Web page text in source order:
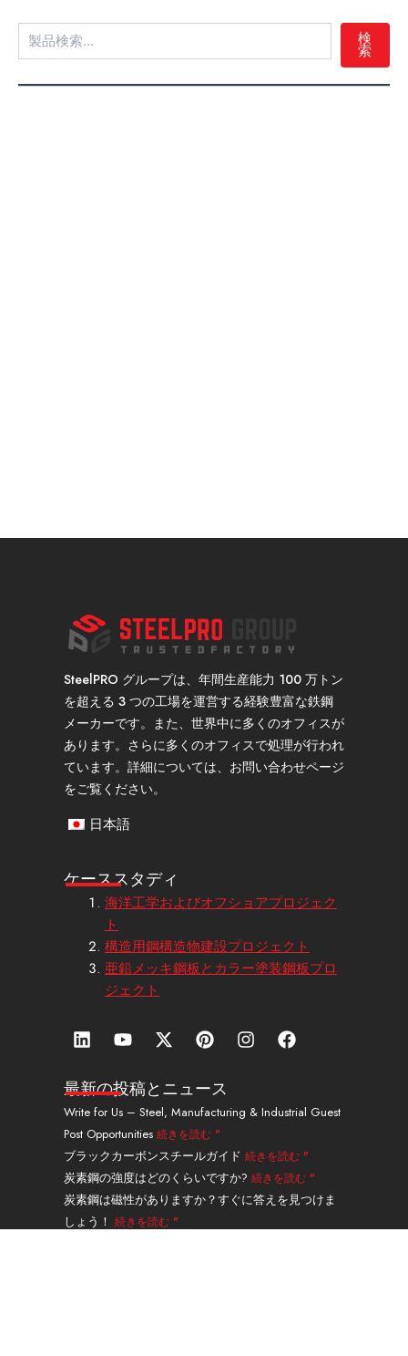
検
索
SteelPRO グループは、年間生産能力 100 万トン
を超える 3 つの工場を運営する経験豊富な鉄鋼
メーカーです。また、世界中に多くのオフィスが
あります。さらに多くのオフィスで処理が行われ
ています。詳細については、お問い合わせページ
をご覧ください。
日本語
ケーススタディ
海洋工学およびオフショアプロジェク
ト
構造用鋼構造物建設プロジェクト
亜鉛メッキ鋼板とカラー塗装鋼板プロ
ジェクト
リ
ン
ト
イ
ン
Y
o
t
u
b
e
エ
ッ
ス
・
ツ
イ
ッ
タ
ー
ピ
ン
レ
ス
ト
イ
ン
グ
ラ
フ
ェ
ブ
ッ
最新の投稿とニュース
Write for Us – Steel, Manufacturing & Industrial Guest
Post Opportunities 続きを読む "
ブラックカーボンスチールガイド 続きを読む "
炭素鋼の強度はどのくらいですか? 続きを読む "
炭素鋼は磁性がありますか？すぐに答えを見つけま
しょう！ 続きを読む "